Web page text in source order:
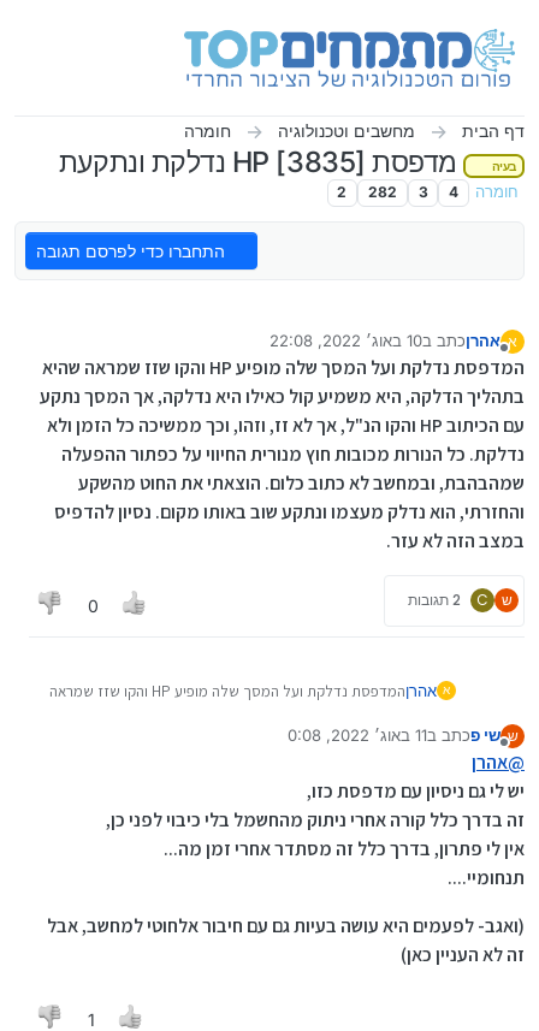
דף הבית מחשבים וטכנולוגיה חומרה
בעיה מדפסת HP [3835] נדלקת ונתקעת
חומרה 4
3
282
2
התחברו כדי לפרסם תגובה
א אהרןכתב ב10 באוג׳ 2022, 22:08
נערך לאחרונה על ידי
המדפסת נדלקת ועל המסך שלה מופיע HP והקו שזז שמראה שהיא
בתהליך הדלקה, היא משמיע קול כאילו היא נדלקה, אך המסך נתקע
עם הכיתוב HP והקו הנ"ל, אך לא זז, וזהו, וכך ממשיכה כל הזמן ולא
נדלקת. כל הנורות מכובות חוץ מנורית החיווי על כפתור ההפעלה
שמהבהבת, ובמחשב לא כתוב כלום. הוצאתי את החוט מהשקע
והחזרתי, הוא נדלק מעצמו ונתקע שוב באותו מקום. נסיון להדפיס
במצב הזה לא עזר.
ש C 2 תגובות 0
א אהרן
המדפסת נדלקת ועל המסך שלה מופיע HP והקו שזז שמראה
החיווי על כפתור ההפעלה שמהבהבת, ובמחשב לא כתוב כלום.
הוצאתי את החוט מהשקע והחזרתי, הוא נדלק מעצמו ונתקע
שוב באותו מקום. נסיון להדפיס במצב הזה לא עזר.
ש
מנותק
שי פכתב ב11 באוג׳ 2022, 0:08
נערך לאחרונה על ידי
@אהרן
יש לי גם ניסיון עם מדפסת כזו,
זה בדרך כלל קורה אחרי ניתוק מהחשמל בלי כיבוי לפני כן,
אין לי פתרון, בדרך כלל זה מסתדר אחרי זמן מה...
תנחומיי....
(ואגב- לפעמים היא עושה בעיות גם עם חיבור אלחוטי למחשב, אבל
זה לא העניין כאן)
1